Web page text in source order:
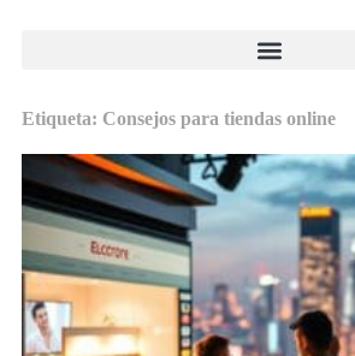
Etiqueta: Consejos para tiendas online